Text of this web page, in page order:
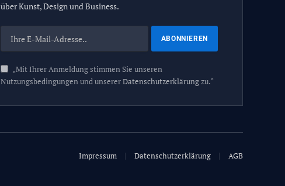
über Kunst, Design und Business.
„Mit Ihrer Anmeldung stimmen Sie unseren
Nutzungsbedingungen und unsererDatenschutzerklärungzu.“
Impressum Datenschutzerklärung AGB